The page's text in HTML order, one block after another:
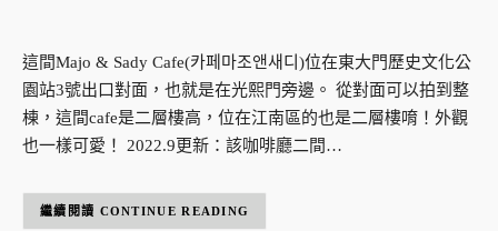
這間Majo & Sady Cafe(카페마조앤새디)位在東大門歷史文化公
園站3號出口對面，也就是在光熙門旁邊。 從對面可以拍到整
棟，這間cafe是二層樓高，位在江南區的也是二層樓唷！外觀
也一樣可愛！ 2022.9更新：該咖啡廳二間…
CONTINUE READING